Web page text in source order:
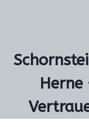
Herne